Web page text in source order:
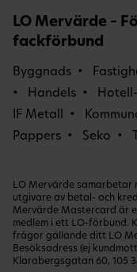
LO Mervärde –
fackförbund
Byggnads
Handels
IF Metall
Pappers
Seko
LO Mervärde samarbetar
utgivare av betal- och
Mervärde Mastercard är
medlem i ett LO-förbund.
frågor gällande ditt LO
Besöksadress (ej
Klarabergsgatan 60, 105